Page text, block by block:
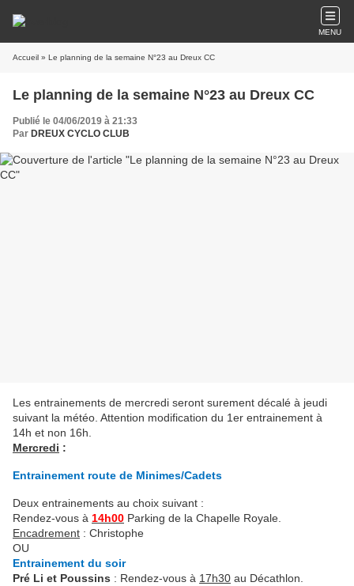
MENU
Accueil » Le planning de la semaine N°23 au Dreux CC
Le planning de la semaine N°23 au Dreux CC
Publié le 04/06/2019 à 21:33
Par DREUX CYCLO CLUB
Les entrainements de mercredi seront surement décalé à jeudi
suivant la météo. Attention modification du 1er entrainement à
14h et non 16h.
Mercredi :
Entrainement route de Minimes/Cadets
Deux entrainements au choix suivant :
Rendez-vous à 14h00 Parking de la Chapelle Royale.
Encadrement : Christophe
OU
Entrainement du soir
Pré Li et Poussins : Rendez-vous à 17h30 au Décathlon.